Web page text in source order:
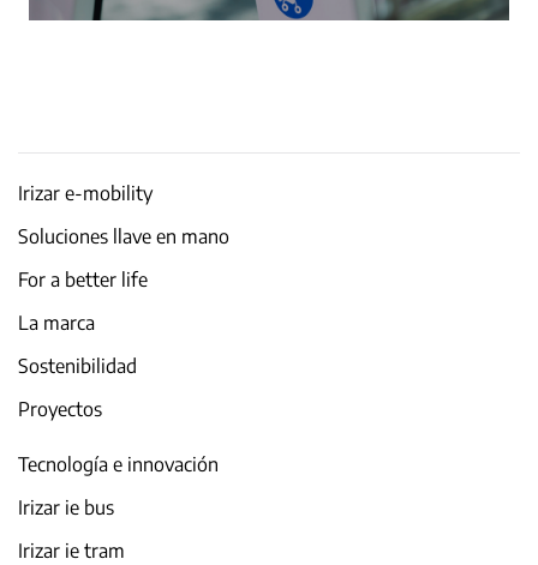
Irizar e-mobility
Soluciones llave en mano
For a better life
La marca
Sostenibilidad
Proyectos
Tecnología e innovación
Irizar ie bus
Irizar ie tram